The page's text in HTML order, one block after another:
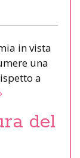
in vista
una
a
del